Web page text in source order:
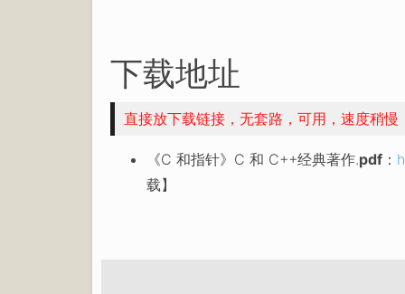
下载地址
直接放下载链接，无套路，可用，速度稍慢
《C 和指针》C 和 C++经典著作.pdf ：
载】